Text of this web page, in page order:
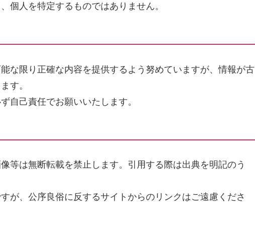
個人を特定するものではありません。
な限り正確な内容を提供するよう努めていますが、情報が古
す。
自己責任でお願いいたします。
等は無断転載を禁止します。引用する際は出典を明記のう
が、公序良俗に反するサイトからのリンクはご遠慮くださ